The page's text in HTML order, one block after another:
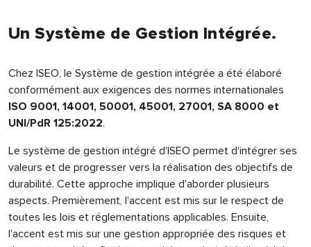
Un Système de Gestion Intégrée.
Chez ISEO, le Système de gestion intégrée a été élaboré
conformément aux exigences des normes internationales
ISO 9001, 14001, 50001, 45001, 27001, SA 8000 et
UNI/PdR 125:2022.
Le système de gestion intégré d'ISEO permet d'intégrer ses
valeurs et de progresser vers la réalisation des objectifs de
durabilité. Cette approche implique d'aborder plusieurs
aspects. Premièrement, l'accent est mis sur le respect de
toutes les lois et réglementations applicables. Ensuite,
l'accent est mis sur une gestion appropriée des risques et